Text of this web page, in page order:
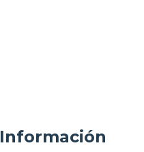
Información